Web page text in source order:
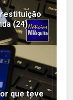
(24)
que teve